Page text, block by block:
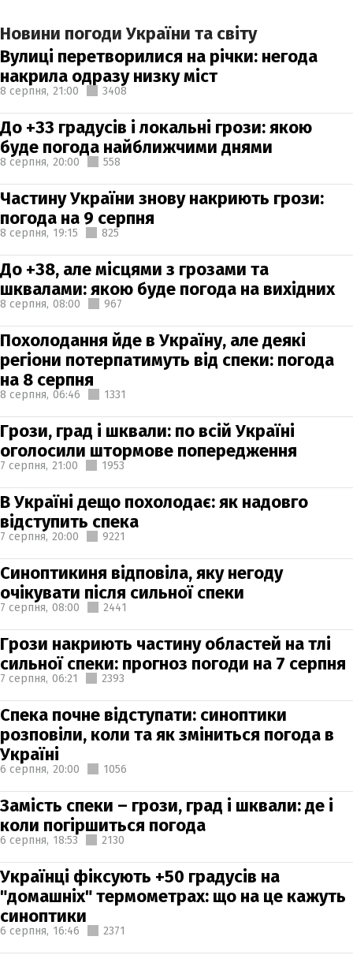
Новини погоди України та світу
Вулиці перетворилися на річки: негода
накрила одразу низку міст
8 серпня, 21:00 3408
До +33 градусів і локальні грози: якою
буде погода найближчими днями
8 серпня, 20:00 558
Частину України знову накриють грози:
погода на 9 серпня
8 серпня, 19:15 825
До +38, але місцями з грозами та
шквалами: якою буде погода на вихідних
8 серпня, 08:00 967
Похолодання йде в Україну, але деякі
регіони потерпатимуть від спеки: погода
на 8 серпня
8 серпня, 06:46 1331
Грози, град і шквали: по всій Україні
оголосили штормове попередження
7 серпня, 21:00 1953
В Україні дещо похолодає: як надовго
відступить спека
7 серпня, 20:00 9221
Синоптикиня відповіла, яку негоду
очікувати після сильної спеки
7 серпня, 08:00 2441
Грози накриють частину областей на тлі
сильної спеки: прогноз погоди на 7 серпня
7 серпня, 06:21 2393
Спека почне відступати: синоптики
розповіли, коли та як зміниться погода в
Україні
6 серпня, 20:00 1056
Замість спеки – грози, град і шквали: де і
коли погіршиться погода
6 серпня, 18:53 2130
Українці фіксують +50 градусів на
"домашніх" термометрах: що на це кажуть
синоптики
6 серпня, 16:46 2371